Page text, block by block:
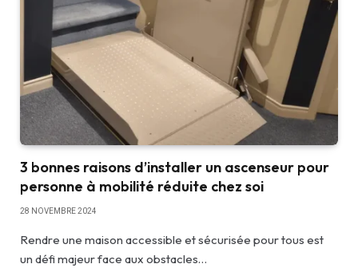
3 bonnes raisons d’installer un ascenseur pour
personne à mobilité réduite chez soi
28 NOVEMBRE 2024
Rendre une maison accessible et sécurisée pour tous est
un défi majeur face aux obstacles…